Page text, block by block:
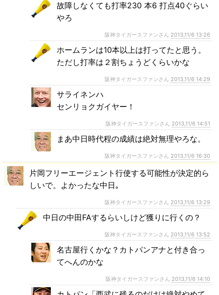
故障しなくても打率230 本6 打点40ぐらい
やろ
阪神タイガースファンさん 2013,11/6 13:26
ホームランは10本以上は打ってたと思う。
ただし打率は２割ちょうどくらいかな
阪神タイガースファンさん 2013,11/6 14:29
サライネンハ
センリョクガイヤー！
阪神タイガースファンさん 2013,11/6 14:51
まあ中日時代程の成績は絶対無理やろな。
阪神タイガースファンさん 2013,11/6 16:30
片岡フリーエージェント行使する可能性が決定的ら
しいで。よかったな中日｡
阪神タイガースファンさん 2013,11/6 13:29
中日の中田FAするらいしけど獲りに行くの？
阪神タイガースファンさん 2013,11/6 13:52
名古屋行くかな？カトパンアナと付き合っ
てへんのかな
阪神タイガースファンさん 2013,11/6 14:10